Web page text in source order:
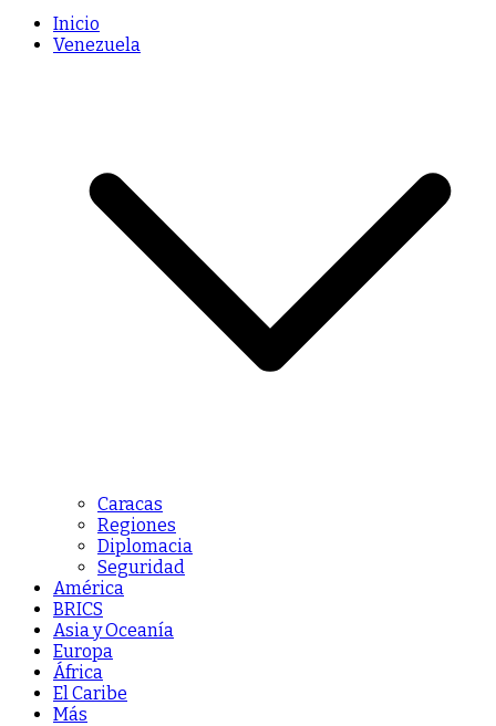
Inicio
Venezuela
Caracas
Regiones
Diplomacia
Seguridad
América
BRICS
Asia y Oceanía
Europa
África
El Caribe
Más